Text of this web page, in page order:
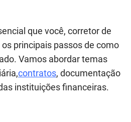
que você, corretor de
principais passos de como
Vamos abordar temas
contratos, documentação
instituições financeiras.